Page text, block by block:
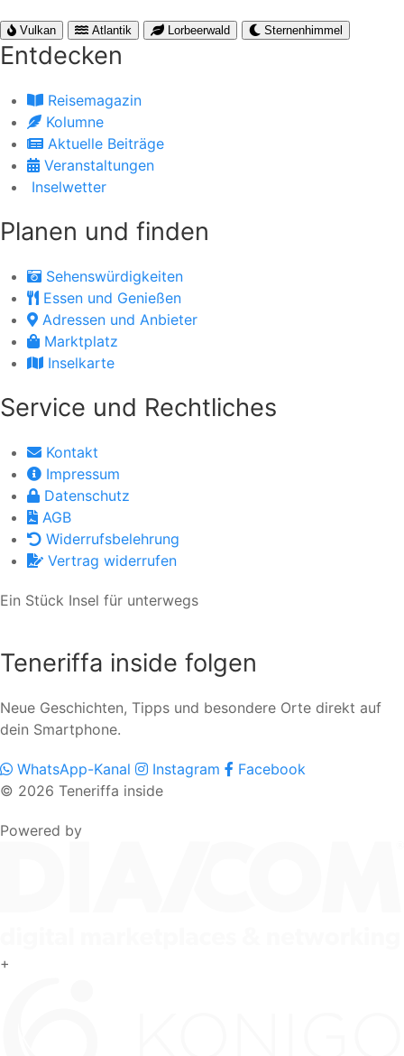
Vulkan Atlantik Lorbeerwald Sternenhimmel
Entdecken
Reisemagazin
Kolumne
Aktuelle Beiträge
Veranstaltungen
Inselwetter
Planen und finden
Sehenswürdigkeiten
Essen und Genießen
Adressen und Anbieter
Marktplatz
Inselkarte
Service und Rechtliches
Kontakt
Impressum
Datenschutz
AGB
Widerrufsbelehrung
Vertrag widerrufen
Ein Stück Insel für unterwegs
Teneriffa inside folgen
Neue Geschichten, Tipps und besondere Orte direkt auf
dein Smartphone.
WhatsApp-Kanal Instagram
Facebook
© 2026 Teneriffa inside
Powered by
+